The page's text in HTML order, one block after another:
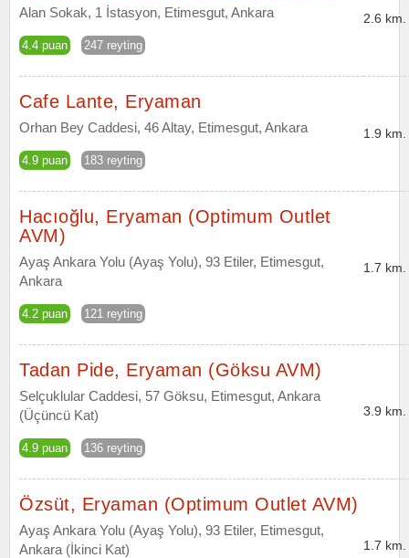
Alan Sokak, 1 İstasyon, Etimesgut, Ankara
4.4 puan 247 reyting
2.6 km.
Cafe Lante, Eryaman
Orhan Bey Caddesi, 46 Altay, Etimesgut, Ankara
4.9 puan 183 reyting
1.9 km.
Hacıoğlu, Eryaman (Optimum Outlet
AVM)
Ayaş Ankara Yolu (Ayaş Yolu), 93 Etiler, Etimesgut,
Ankara
4.2 puan 121 reyting
1.7 km.
Tadan Pide, Eryaman (Göksu AVM)
Selçuklular Caddesi, 57 Göksu, Etimesgut, Ankara
(Üçüncü Kat)
4.9 puan 136 reyting
3.9 km.
Özsüt, Eryaman (Optimum Outlet AVM)
Ayaş Ankara Yolu (Ayaş Yolu), 93 Etiler, Etimesgut,
Ankara (İkinci Kat)
1.7 km.